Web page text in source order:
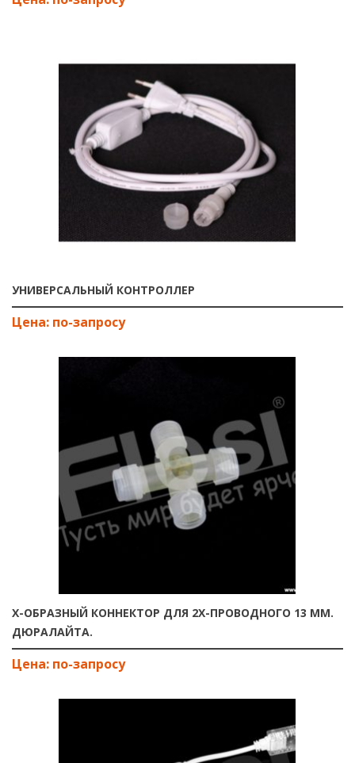
УНИВЕРСАЛЬНЫЙ КОНТРОЛЛЕР
Х-ОБРАЗНЫЙ КОННЕКТОР ДЛЯ 2Х-ПРОВОДНОГО 13 ММ.
ДЮРАЛАЙТА.